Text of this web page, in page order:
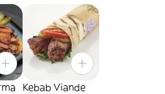
Kebab Viande